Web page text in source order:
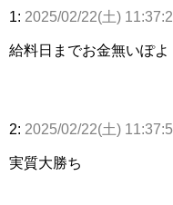
1: 2025/02/22(土)
給料日までお金無いぽよ
2: 2025/02/22(土)
実質大勝ち